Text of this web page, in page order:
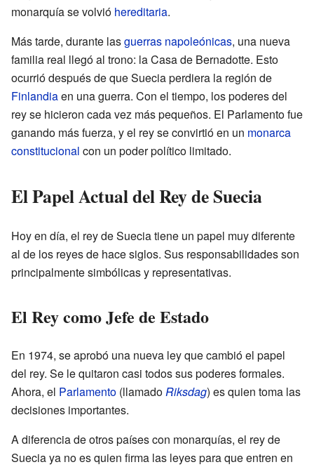
monarquía se volvió hereditaria.
Más tarde, durante lasguerras napoleónicas, una nueva
familia real llegó al trono: la Casa de Bernadotte. Esto
ocurrió después de que Suecia perdiera la región de
Finlandiaen una guerra. Con el tiempo, los poderes del
rey se hicieron cada vez más pequeños. El Parlamento fue
ganando más fuerza, y el rey se convirtió en un monarca
constitucional con un poder político limitado.
El Papel Actual del Rey de Suecia
Hoy en día, el rey de Suecia tiene un papel muy diferente
al de los reyes de hace siglos. Sus responsabilidades son
principalmente simbólicas y representativas.
El Rey como Jefe de Estado
En 1974, se aprobó una nueva ley que cambió el papel
del rey. Se le quitaron casi todos sus poderes formales.
Ahora, el Parlamento (llamadoRiksdag) es quien toma las
decisiones importantes.
A diferencia de otros países con monarquías, el rey de
Suecia ya no es quien firma las leyes para que entren en